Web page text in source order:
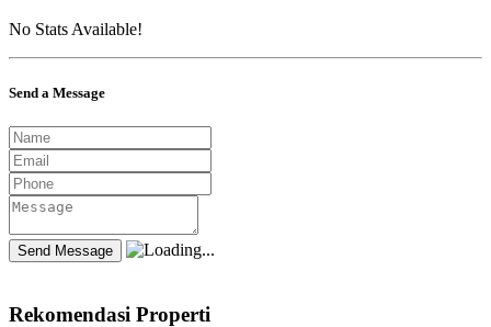
No Stats Available!
Send a Message
Rekomendasi Properti